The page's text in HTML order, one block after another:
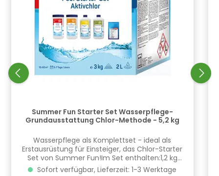
Summer Fun Starter Set Wasserpflege-
Grundausstattung Chlor-Methode - 5,2 kg
​Wasserpflege als Komplettset - ideal als
Erstausrüstung für Einsteiger, das Chlor-Starter
Set von Summer Fun!Im Set enthalten:1,2 kg
Chlor-Schnelldesinfektion 1,8 kg pH-minus
Sofort verfügbar, Lieferzeit: 1-3 Werktage